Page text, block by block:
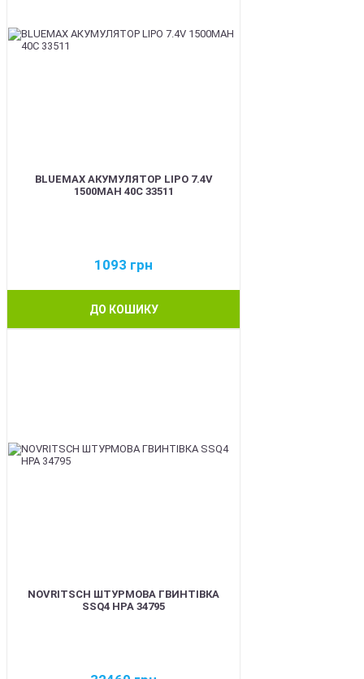
BLUEMAX АКУМУЛЯТОР LIPO 7.4V
1500MAH 40C 33511
1093 грн
ДО КОШИКУ
NOVRITSCH ШТУРМОВА ГВИНТІВКА
SSQ4 HPA 34795